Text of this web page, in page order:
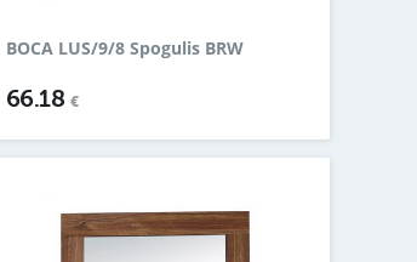
BOCA LUS/9/8 Spogulis BRW
66.18€